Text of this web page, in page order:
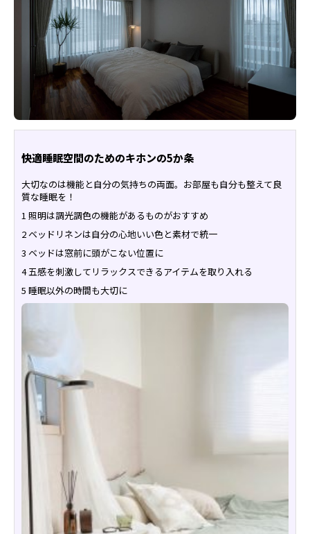
快適睡眠空間のためのキホンの5か条
大切なのは機能と自分の気持ちの両面。お部屋も自分も整えて良
質な睡眠を！
1 照明は調光調色の機能があるものがおすすめ
2 ベッドリネンは自分の心地いい色と素材で統一
3 ベッドは窓前に頭がこない位置に
4 五感を刺激してリラックスできるアイテムを取り入れる
5 睡眠以外の時間も大切に